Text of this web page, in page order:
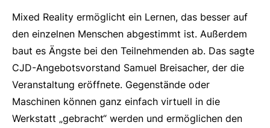
Mixed Reality ermöglicht ein Lernen, das besser auf
den einzelnen Menschen abgestimmt ist. Außerdem
baut es Ängste bei den Teilnehmenden ab. Das sagte
CJD-Angebotsvorstand Samuel Breisacher, der die
Veranstaltung eröffnete. Gegenstände oder
Maschinen können ganz einfach virtuell in die
Werkstatt „gebracht“ werden und ermöglichen den